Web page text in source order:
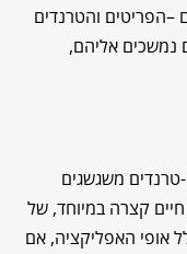
–הפריטים והטרנדים
נמשכים אליהם,
טרנדים משגשגים
קצרה במיוחד, של
אופי האפליקציה, אם